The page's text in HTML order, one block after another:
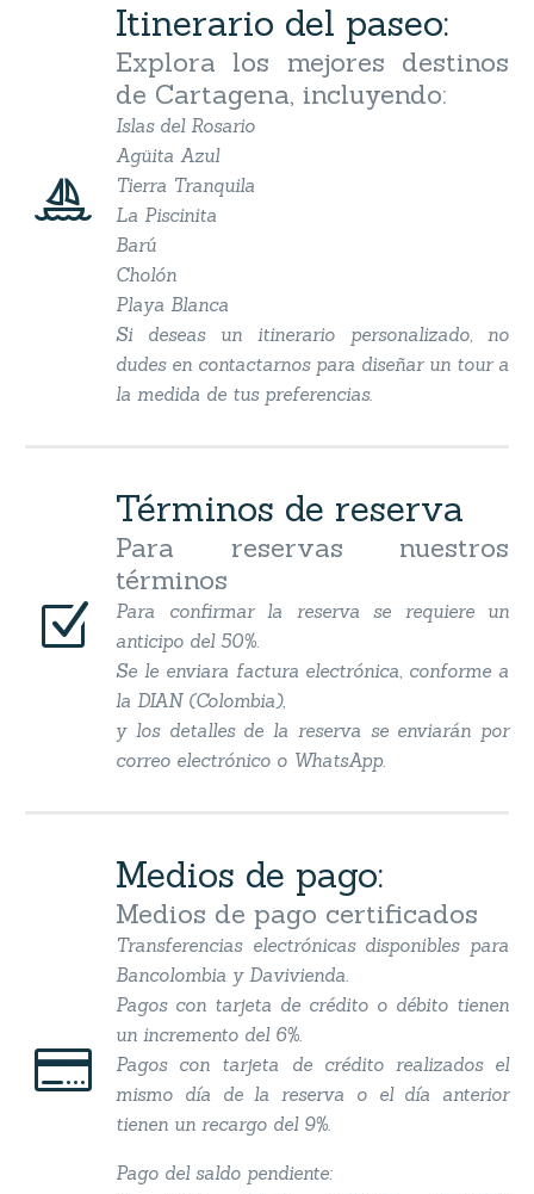


Itinerario del paseo:
Explora los mejores destinos
de Cartagena, incluyendo:
Islas del Rosario
Agüita Azul
Tierra Tranquila
La Piscinita
Barú
Cholón
Playa Blanca
Si deseas un itinerario personalizado, no
dudes en contactarnos para diseñar un tour a
la medida de tus preferencias.
Z
Z
Términos de reserva
Para reservas nuestros
términos
Para confirmar la reserva se requiere un
anticipo del 50%.
Se le enviara factura electrónica, conforme a
la DIAN (Colombia),
y los detalles de la reserva se enviarán por
correo electrónico o WhatsApp.


Medios de pago:
Medios de pago certificados
Transferencias electrónicas disponibles para
Bancolombia y Davivienda.
Pagos con tarjeta de crédito o débito tienen
un incremento del 6%.
Pagos con tarjeta de crédito realizados el
mismo día de la reserva o el día anterior
tienen un recargo del 9%.
Pago del saldo pendiente: